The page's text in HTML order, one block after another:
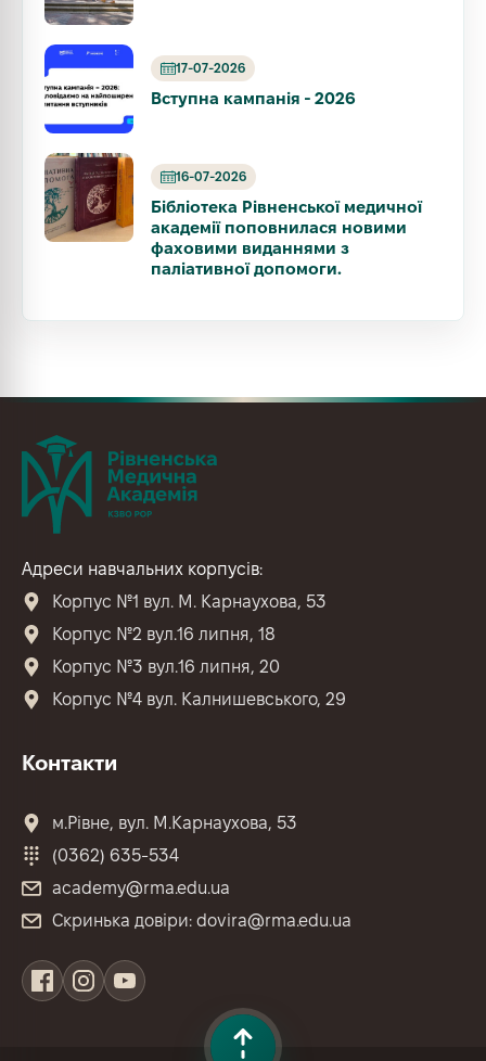
Вступна кампанія - 2026
17-07-2026
Бібліотека Рівненської медичної
академії поповнилася новими
фаховими виданнями з
паліативної допомоги.
16-07-2026
Адреси навчальних корпусів:
Корпус №1 вул. М. Карнаухова, 53
Корпус №2 вул.16 липня, 18
Корпус №3 вул.16 липня, 20
Корпус №4 вул. Калнишевського, 29
Контакти
м.Рівне, вул. М.Карнаухова, 53
(0362) 635-534
academy@rma.edu.ua
Скринька довіри: dovira@rma.edu.ua